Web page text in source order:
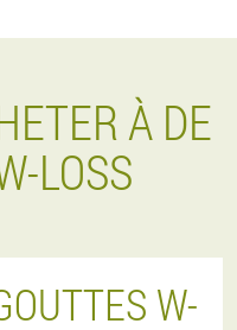
À DE
LOSS
W-